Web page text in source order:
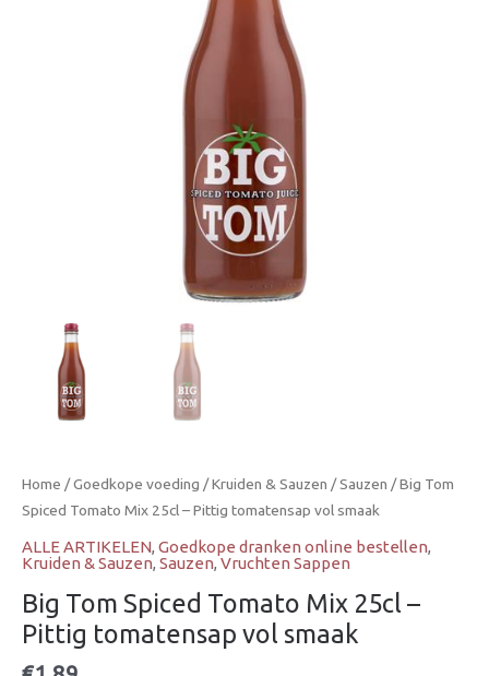
Home /Goedkope voeding /Kruiden & Sauzen /Sauzen / Big Tom
Spiced Tomato Mix 25cl – Pittig tomatensap vol smaak
ALLE ARTIKELEN, Goedkope dranken online bestellen,
Kruiden & Sauzen, Sauzen, Vruchten Sappen
Big Tom Spiced Tomato Mix 25cl –
Pittig tomatensap vol smaak